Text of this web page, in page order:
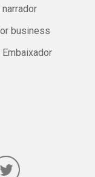
narrador
business
Embaixador